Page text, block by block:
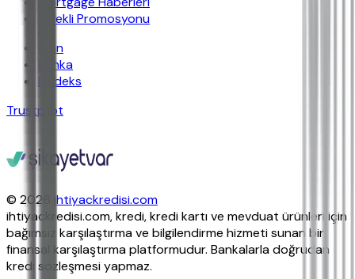
Emekli Promosyonu
İban
Banka
Findeks
Trustpilot
© 2026
ihtiyackredisi.com
ihtiyackredisi.com, kredi, kredi kartı ve mevduat ürünleri için
bağımsız karşılaştırma ve bilgilendirme hizmeti sunan bir
finansal karşılaştırma platformudur. Bankalarla doğrudan
kredi sözleşmesi yapmaz.